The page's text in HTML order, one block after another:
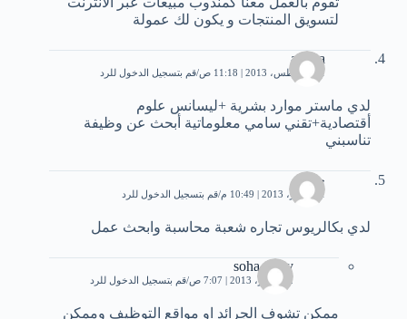
لتسويق المنتجات و يكون لك عمولة
amina
31 أغسطس، 2013 | 11:18 ص قم بتسجيل الدخول للرد
لدي ماستر موارد بشرية +ليسانس علوم
أقتصادية+تقني سامي معلوماتية أبحث عن وظيفة
تناسبني
جابر
1 سبتمبر، 2013 | 10:49 م قم بتسجيل الدخول للرد
لدي بكالريوس تجاره شعبة محاسبة وابحث عمل
soha samy
2 سبتمبر، 2013 | 7:07 ص قم بتسجيل الدخول للرد
ممكن تشوف الجرائد او مواقع التوظيف وممكن